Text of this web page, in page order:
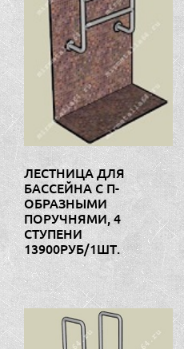
ЛЕСТНИЦА ДЛЯ
БАССЕЙНА С П-
ОБРАЗНЫМИ
ПОРУЧНЯМИ, 4
СТУПЕНИ
13900РУБ/1ШТ.